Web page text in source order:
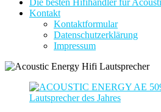
Die besten Hifihändler für
Kontakt
Kontaktformular
Datenschutzerklärung
Impressum